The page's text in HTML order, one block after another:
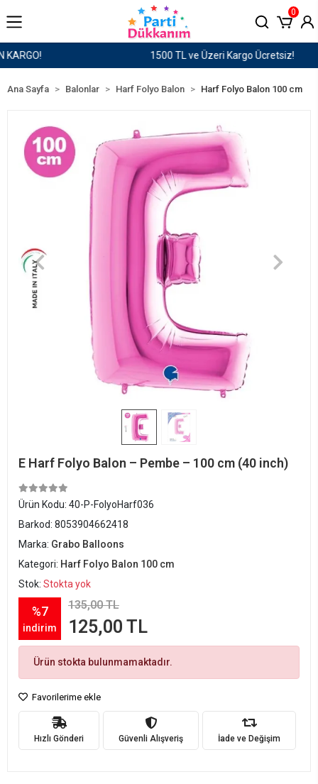
1500 TL ve Üzeri Kargo Ücretsiz!
0
Ana Sayfa Balonlar Harf Folyo Balon Harf Folyo Balon 100 cm
E Harf Folyo Balon – Pembe – 100 cm (40 inch)
Ürün Kodu: 40-P-FolyoHarf036
Barkod: 8053904662418
Marka: Grabo Balloons
Kategori: Harf Folyo Balon 100 cm
Stok: Stokta yok
%7
indirim
135,00 TL
125,00 TL
Ürün stokta bulunmamaktadır.
Favorilerime ekle
Hızlı Gönderi Güvenli Alışveriş İade ve Değişim